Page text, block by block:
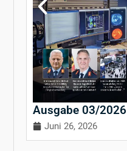
Ausgabe 03/2026
Juni 26, 2026